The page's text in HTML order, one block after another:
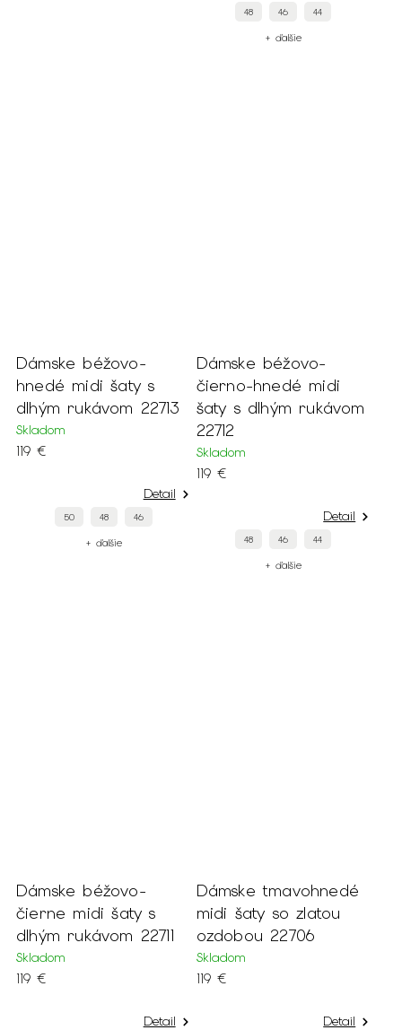
48 46 44
+ ďalšie
Dámske béžovo-
hnedé midi šaty s
dlhým rukávom 22713
Skladom
119 €
Detail
50 48 46
+ ďalšie
Dámske béžovo-
čierno-hnedé midi
šaty s dlhým rukávom
22712
Skladom
119 €
Detail
48 46 44
+ ďalšie
Dámske béžovo-
čierne midi šaty s
dlhým rukávom 22711
Skladom
119 €
Detail
Dámske tmavohnedé
midi šaty so zlatou
ozdobou 22706
Skladom
119 €
Detail